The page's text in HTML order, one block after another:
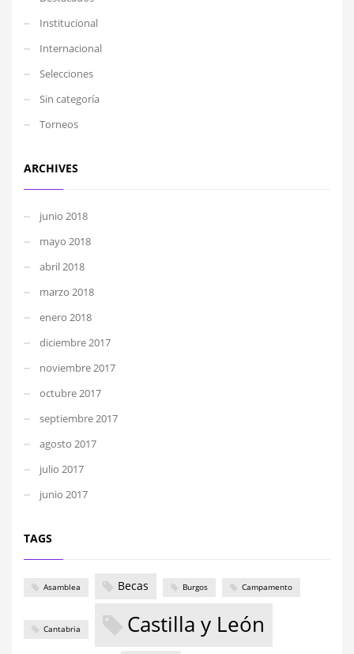
Institucional
Internacional
Selecciones
Sin categoría
Torneos
ARCHIVES
junio 2018
mayo 2018
abril 2018
marzo 2018
enero 2018
diciembre 2017
noviembre 2017
octubre 2017
septiembre 2017
agosto 2017
julio 2017
junio 2017
TAGS
Asamblea Becas Burgos Campamento
Cantabria Castilla y León